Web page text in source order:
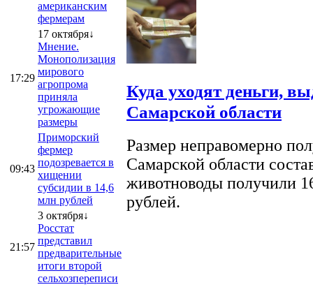
американским
фермерам
17:29
17 октября↓
Мнение.
Монополизация
мирового
агропрома
приняла
угрожающие
размеры
09:43
Приморский
фермер
подозревается в
хищении
субсидии в 14,6
млн рублей
21:57
3 октября↓
Росстат
представил
предварительные
итоги второй
сельхозпереписи
Куда уходят деньги,
Самарской области
Размер неправомерно
Самарской области
животноводы получили
рублей.